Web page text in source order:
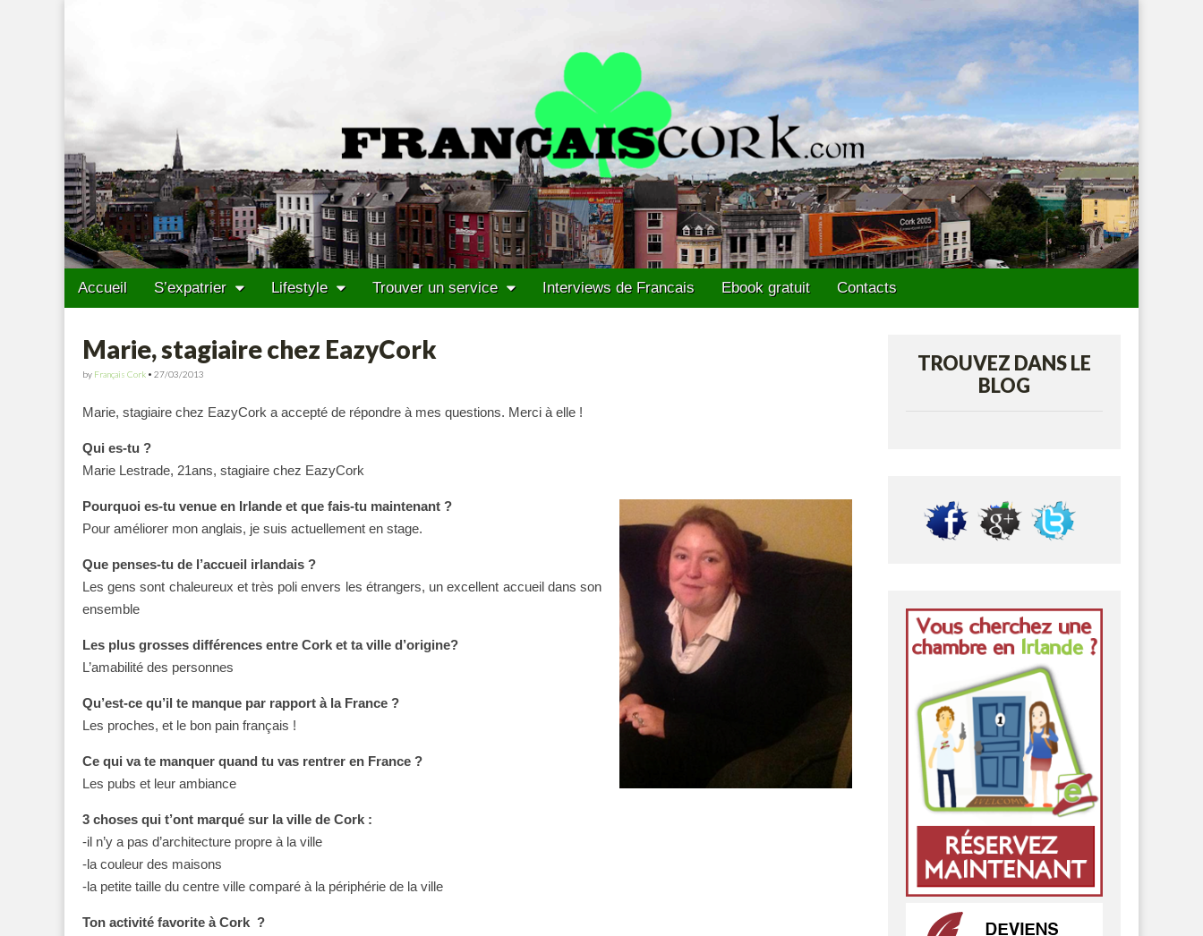
Main menu
Skip to content
Accueil S’expatrier Lifestyle Trouver un service Interviews de Francais Ebook gratuit Contacts
Marie, stagiaire chez EazyCork
by Français Cork • 27/03/2013
Marie, stagiaire chez EazyCork a accepté de répondre à mes questions. Merci à elle !
Qui es-tu ?
Marie Lestrade, 21ans, stagiaire chez EazyCork
Pourquoi es-tu venue en Irlande et que fais-tu maintenant ?
Pour améliorer mon anglais, je suis actuellement en stage.
Que penses-tu de l’accueil irlandais ?
Les gens sont chaleureux et très poli envers les étrangers, un excellent accueil dans son
ensemble
Les plus grosses différences entre Cork et ta ville d’origine?
L’amabilité des personnes
Qu’est-ce qu’il te manque par rapport à la France ?
Les proches, et le bon pain français !
Ce qui va te manquer quand tu vas rentrer en France ?
Les pubs et leur ambiance
3 choses qui t’ont marqué sur la ville de Cork :
-il n’y a pas d’architecture propre à la ville
-la couleur des maisons
-la petite taille du centre ville comparé à la périphérie de la ville
Ton activité favorite à Cork ?
TROUVEZ DANS LE
BLOG